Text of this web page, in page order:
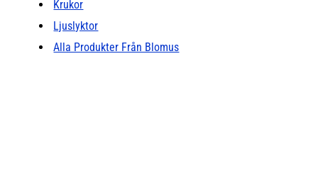
Krukor
Ljuslyktor
Alla Produkter Från Blomus